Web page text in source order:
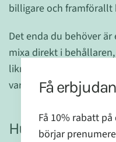
billigare och framförallt
Det enda du behöver
mixa direkt i
liknande kan du
varför inte en
Hur man gör:
Få
Få 10% rabatt
börjar